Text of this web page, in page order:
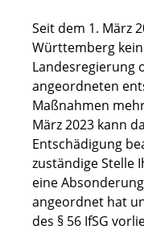
Seit dem 1. März
Württemberg
Landesregierung
angeordneten
Maßnahmen
März 2023 kann
Entschädigung
zuständige Stelle
eine
angeordnet hat
des § 56 IfSG